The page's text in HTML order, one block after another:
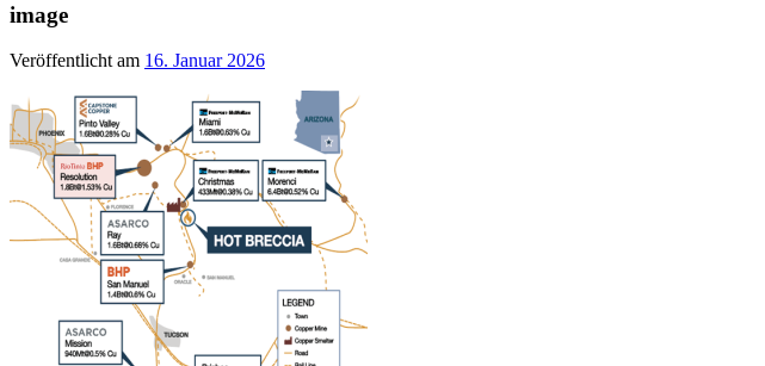
image
Veröffentlicht am 16. Januar 2026